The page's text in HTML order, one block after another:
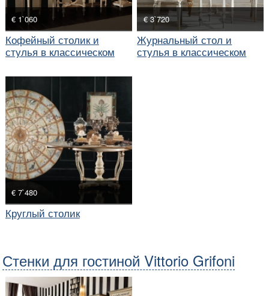
€ 1`060
Кофейный столик и
стулья в классическом
€ 3`720
Журнальный стол и
стулья в классическом
€ 7`480
Круглый столик
Стенки для гостиной Vittorio Grifoni